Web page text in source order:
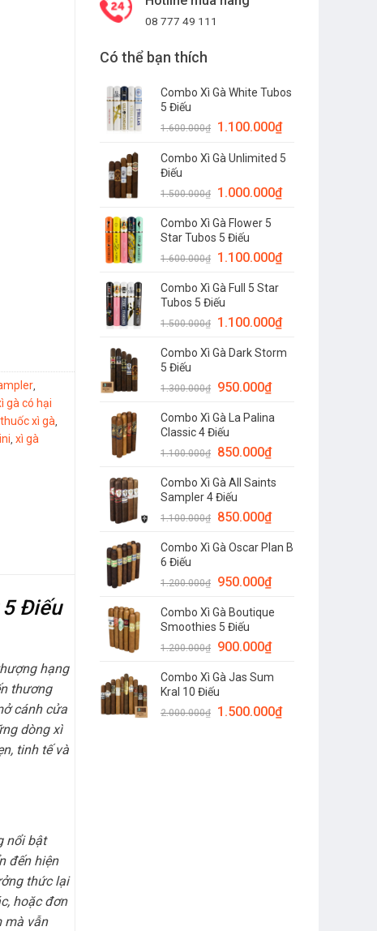
08 777 49 111
Có thể bạn thích
Combo Xì Gà White Tubos
5 Điếu
1.600.000₫ 1.100.000₫
Combo Xì Gà Unlimited 5
Điếu
1.500.000₫ 1.000.000₫
Combo Xì Gà Flower 5
Star Tubos 5 Điếu
1.600.000₫ 1.100.000₫
Combo Xì Gà Full 5 Star
Tubos 5 Điếu
1.500.000₫ 1.100.000₫
Combo Xì Gà Dark Storm
5 Điếu
1.300.000₫ 950.000₫
Combo Xì Gà La Palina
Classic 4 Điếu
1.100.000₫ 850.000₫
Combo Xì Gà All Saints
Sampler 4 Điếu
1.100.000₫ 850.000₫
Combo Xì Gà Oscar Plan B
6 Điếu
1.200.000₫ 950.000₫
Combo Xì Gà Boutique
Smoothies 5 Điếu
1.200.000₫ 900.000₫
Combo Xì Gà Jas Sum
Kral 10 Điếu
2.000.000₫ 1.500.000₫
,
gà có hại
thuốc xì gà
xì gà
Điếu
hạng
thương
cánh cửa
dòng xì
tinh tế và
nổi bật
đến hiện
thức lại
hoặc đơn
mà vẫn